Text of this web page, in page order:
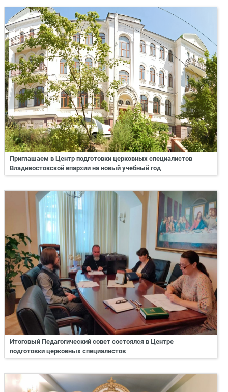
Приглашаем в Центр подготовки церковных специалистов
Владивостокской епархии на новый учебный год
Итоговый Педагогический совет состоялся в Центре
подготовки церковных специалистов